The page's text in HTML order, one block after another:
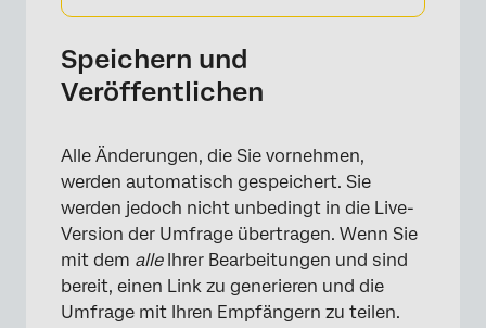
Speichern und
Veröffentlichen
Alle Änderungen, die Sie vornehmen,
werden automatisch gespeichert. Sie
werden jedoch nicht unbedingt in die Live-
Version der Umfrage übertragen. Wenn Sie
mit dem alleIhrer Bearbeitungen und sind
bereit, einen Link zu generieren und die
Umfrage mit Ihren Empfängern zu teilen.